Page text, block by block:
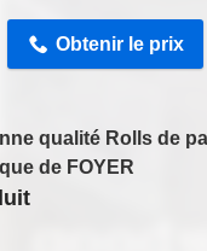
Obtenir le prix
qualité Rolls de
de FOYER